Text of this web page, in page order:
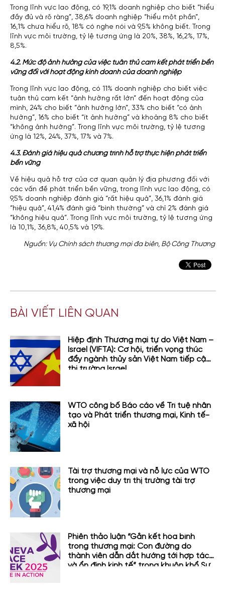
Trong lĩnh vực lao động, có 19,1% doanh nghiệp cho biết “hiểu
đầy đủ và rõ ràng”, 38,6% doanh nghiệp “hiểu một phần”,
16,1% chưa hiểu rõ, 18% có nghe nói và 9,5% không biết. Trong
lĩnh vực môi trường, tỷ lệ tương ứng là 20%, 38%, 16,2%, 17%,
8,5%.
4.2. Mức độ ảnh hưởng của việc tuân thủ cam kết phát triển bền
vững đối với hoạt động kinh doanh của doanh nghiệp
Trong lĩnh vực lao động, có 11% doanh nghiệp cho biết việc
tuân thủ cam kết “ảnh hưởng rất lớn” đến hoạt động của
mình, 24% cho biết “ảnh hưởng lớn”, 33% cho biết “có ảnh
hưởng”, 16% cho biết “ít ảnh hưởng” và khoảng 8% cho biết
“không ảnh hưởng”. Trong lĩnh vực môi trường, tỷ lệ tương
ứng là 12%, 24%, 37%, 17% và 7%.
4.3. Đánh giá hiệu quả chương trình hỗ trợ thực hiện phát triển
bền vững
Về hiệu quả hỗ trợ của cơ quan quản lý địa phương đối với
các vấn đề phát triển bền vững, trong lĩnh vực lao động, có
9,5% doanh nghiệp đánh giá “rất hiệu quả”, 36,1% đánh giá
“hiệu quả”, 41,4% đánh giá “bình thường” và chỉ 2% đánh giá
“không hiệu quả”. Trong lĩnh vực môi trường, tỷ lệ tương ứng
là 10,1%, 36,8%, 40,5% và 1,9%.
Nguồn: Vụ Chính sách thương mại đa biên, Bộ Công Thương
BÀI VIẾT LIÊN QUAN
Hiệp định Thương mại tự do Việt Nam –
Israel (VIFTA): Cơ hội, triển vọng thúc
đẩy ngành thủy sản Việt Nam tiếp cận
thị trường Israel
WTO công bố Báo cáo về Trí tuệ nhân
tạo và Phát triển thương mại, Kinh tế-
xã hội
Tài trợ thương mại và nỗ lực của WTO
trong việc duy trì thị trường tài trợ
thương mại
Phiên thảo luận “Gắn kết hòa bình
trong thương mại: Con đường do
thành viên dẫn dắt hướng tới hợp tác
và ổn định kinh tế” trong khuôn khổ Sự